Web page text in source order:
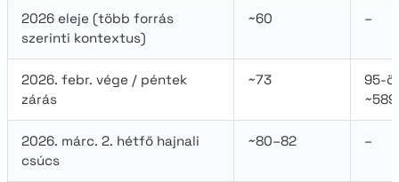
2026 eleje (több forrás
szerinti kontextus)
~60 –
2026. febr. vége / péntek
zárás
~73
95-
2026. márc. 2. hétfő hajnali
csúcs
~80–82 –